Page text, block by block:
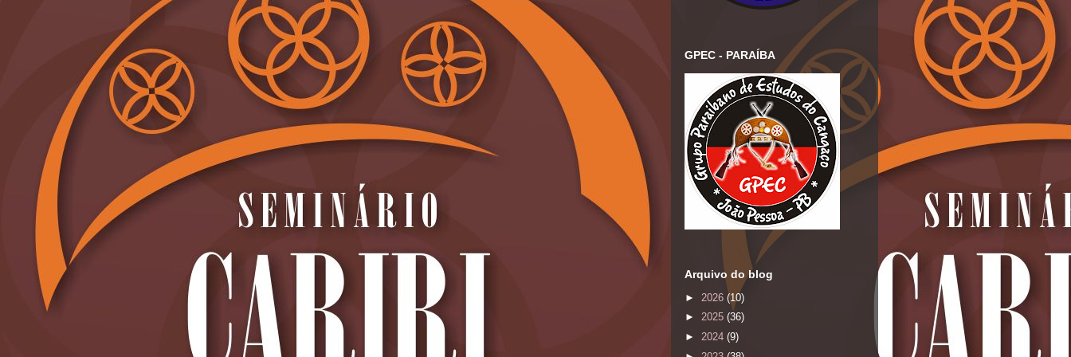
GPEC - PARAÍBA
Arquivo do blog
► 2026 (10)
► 2025 (36)
► 2024 (9)